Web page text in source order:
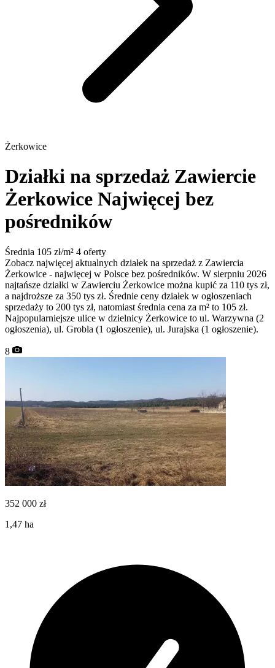
Żerkowice
Działki na sprzedaż Zawiercie
Żerkowice Najwięcej bez
pośredników
Średnia 105 zł/m² 4 oferty
Zobacz najwięcej aktualnych działek na sprzedaż z Zawiercia
Żerkowice - najwięcej w Polsce bez pośredników. W sierpniu 2026
najtańsze działki w Zawierciu Żerkowice można kupić za 110 tys zł,
a najdroższe za 350 tys zł. Średnie ceny działek w ogłoszeniach
sprzedaży to 200 tys zł, natomiast średnia cena za m² to 105 zł.
Najpopularniejsze ulice w dzielnicy Żerkowice to ul. Warzywna (2
ogłoszenia), ul. Grobla (1 ogłoszenie), ul. Jurajska (1 ogłoszenie).
8
352 000 zł
1,47 ha